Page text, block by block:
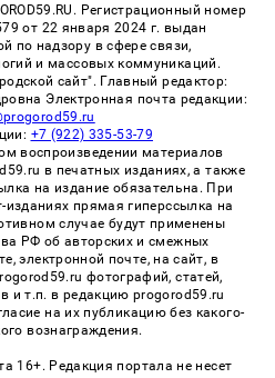
Регистрационный номер
от 22 января 2024 г. выдан
по надзору в сфере связи,
и массовых коммуникаций.
сайт". Главный редактор:
Электронная почта редакции:
+7 (922) 335-53-79
воспроизведении материалов
в печатных изданиях, а также
на издание обязательна. При
изданиях прямая гиперссылка на
случае будут применены
РФ об авторских и смежных
электронной почте, на сайт, в
фотографий, статей,
и т.п. в редакцию progorod59.ru
на их публикацию без какого-
вознаграждения.
16+. Редакция портала не несет